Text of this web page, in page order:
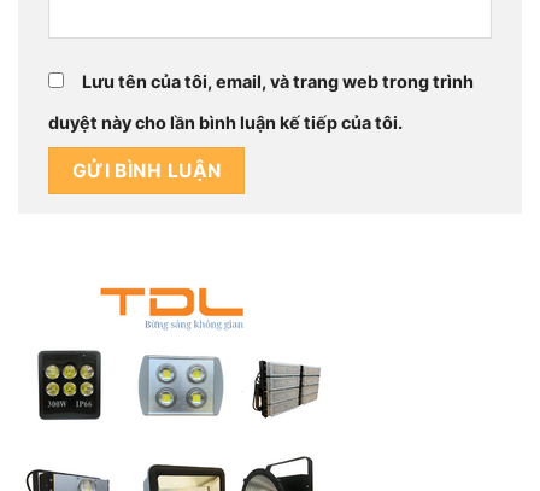
Lưu tên của tôi, email, và trang web trong trình
duyệt này cho lần bình luận kế tiếp của tôi.